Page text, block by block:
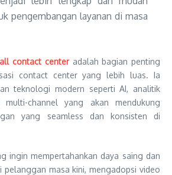
pengembangan layanan di masa
contact centeradalah bagian penting
contact center yang lebih luas. Ia
teknologi modern seperti AI, analitik
channel yang akan mendukung
yang seamless dan konsisten di
ingin mempertahankan daya saing dan
pelanggan masa kini, mengadopsi video